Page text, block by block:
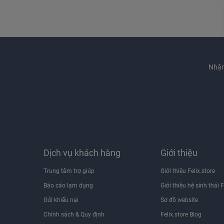
Dịch vụ khách hàng
Trung tâm trợ giúp
Báo cáo lạm dụng
Gửi khiếu nại
Chính sách & Quy định
Giới thiệu
Giới thiệu Felix.store
Giới thiệu hệ sinh thái
Sơ đồ website
Felix.store Blog